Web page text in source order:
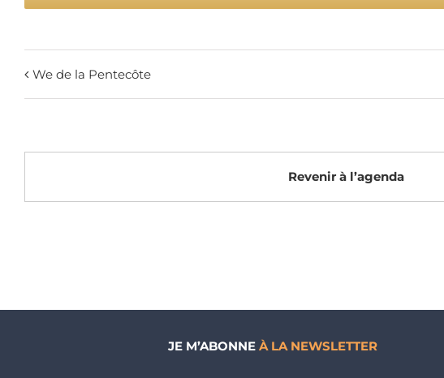
We de la Pentecôte
Revenir à l’agenda
JE M’ABONNE À LA NEWSLETTER